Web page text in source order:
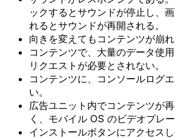
ックするとサウンドが停止し、
れるとサウンドが再開される。
向きを変えてもコンテンツが崩れ
コンテンツで、大量のデータ使
リクエストが必要とされない。
コンテンツに、コンソールログ
い。
広告ユニット内でコンテンツが
く、モバイル OS のビデオプレ
インストールボタンにアクセス